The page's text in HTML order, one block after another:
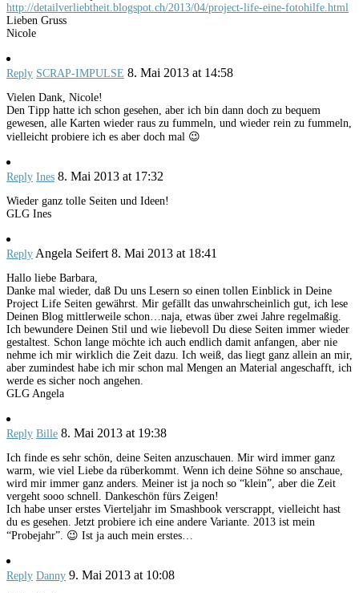
http://detailverliebtheit.blogspot.ch/2013/04/project-life-eine-fotohilfe.html
Lieben Gruss
Nicole
Reply SCRAP-IMPULSE 8. Mai 2013 at 14:58
Vielen Dank, Nicole!
Den Tipp hatte ich schon gesehen, aber ich bin dann doch zu bequem
gewesen, alle Karten wieder raus zu fummeln, und wieder rein zu fummeln,
vielleicht probiere ich es aber doch mal 😉
Reply Ines 8. Mai 2013 at 17:32
Wieder ganz tolle Seiten und Ideen!
GLG Ines
Reply Angela Seifert 8. Mai 2013 at 18:41
Hallo liebe Barbara,
Danke mal wieder, daß Du uns Lesern so einen tollen Einblick in Deine
Project Life Seiten gewährst. Mir gefällt das unwahrscheinlich gut, ich lese
Deinen Blog mittlerweile schon…naja, etwas über zwei Jahre regelmaßig.
Ich bewundere Deinen Stil und wie liebevoll Du diese Seiten immer wieder
gestaltest. Schon lange möchte ich auch endlich damit anfangen, aber nie
nehme ich mir wirklich die Zeit dazu. Ich weiß, das liegt ganz allein an mir,
aber zumindest habe ich mir schon mal Mengen an Material angeschafft, ich
werde es sicher noch angehen.
GLG Angela
Reply Bille 8. Mai 2013 at 19:38
Ich finde es sehr schön, deine Seiten anzuschauen. Mir wird immer ganz
warm, wie viel Liebe da rüberkommt. Wenn ich deine Söhne so anschaue,
wird mir immer ganz anders. Meiner ist ja noch so “klein”, aber die Zeit
vergeht sooo schnell. Dankeschön fürs Zeigen!
Ich habe unser erstes Vierteljahr im Smashbook verscrappt, vielleicht hast
du es gesehen. Jetzt probiere ich eine andere Variante. 2013 ist mein
“Probejahr”. 😉 Ist ja auch mein erstes…
Reply Danny 9. Mai 2013 at 10:08